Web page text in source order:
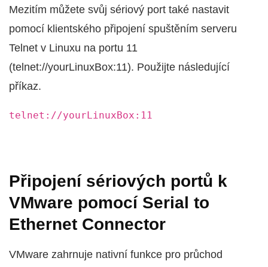
Mezitím můžete svůj sériový port také nastavit
pomocí klientského připojení spuštěním serveru
Telnet v Linuxu na portu 11
(telnet://yourLinuxBox:11). Použijte následující
příkaz.
telnet://yourLinuxBox:11
Připojení sériových portů k
VMware pomocí Serial to
Ethernet Connector
VMware zahrnuje nativní funkce pro průchod